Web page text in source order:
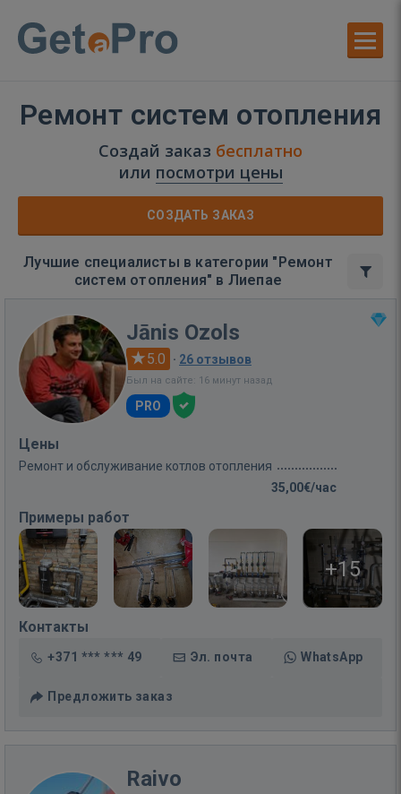
Ремонт систем отопления
Создай заказ бесплатно
или посмотри цены
СОЗДАТЬ ЗАКАЗ
Лучшие специалисты в категории "Ремонт
систем отопления" в Лиепае
Jānis Ozols
5.0 · 26 отзывов
Был на сайте: 16 минут назад
PRO
Цены
Ремонт и обслуживание котлов отопления
35,00€/час
Примеры работ
+15
Контакты
+371 *** *** 49 Эл. почта WhatsApp
Предложить заказ
Raivo